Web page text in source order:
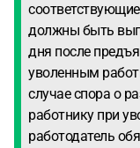
должны быть
дня после
уволенным
случае спора о
работнику при
работодатель